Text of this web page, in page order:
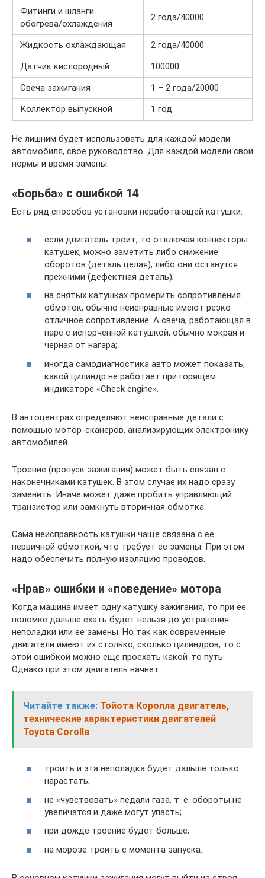
Фитинги и шланги
обогрева/охлаждения
2 года/40000
Жидкость охлаждающая
2 года/40000
Датчик кислородный
100000
Свеча зажигания
1 – 2 года/20000
Коллектор выпускной
1 год
Не лишним будет использовать для каждой модели
автомобиля, свое руководство. Для каждой модели свои
нормы и время замены.
«Борьба» с ошибкой 14
Есть ряд способов установки неработающей катушки:
если двигатель троит, то отключая коннекторы
катушек, можно заметить либо снижение
оборотов (деталь целая), либо они останутся
прежними (дефектная деталь);
на снятых катушках промерить сопротивления
обмоток, обычно неисправные имеют резко
отличное сопротивление. А свеча, работающая в
паре с испорченной катушкой, обычно мокрая и
черная от нагара;
иногда самодиагностика авто может показать,
какой цилиндр не работает при горящем
индикаторе «Check engine».
В автоцентрах определяют неисправные детали с
помощью мотор-сканеров, анализирующих электронику
автомобилей.
Троение (пропуск зажигания) может быть связан с
наконечниками катушек. В этом случае их надо сразу
заменить. Иначе может даже пробить управляющий
транзистор или замкнуть вторичная обмотка.
Сама неисправность катушки чаще связана с ее
первичной обмоткой, что требует ее замены. При этом
надо обеспечить полную изоляцию проводов.
«Нрав» ошибки и «поведение» мотора
Когда машина имеет одну катушку зажигания, то при ее
поломке дальше ехать будет нельзя до устранения
неполадки или ее замены. Но так как современные
двигатели имеют их столько, сколько цилиндров, то с
этой ошибкой можно еще проехать какой-то путь.
Однако при этом двигатель начнет:
Читайте также: Тойота Королла двигатель,
технические характеристики двигателей
Toyota Corolla
троить и эта неполадка будет дальше только
нарастать;
не «чувствовать» педали газа, т. е. обороты не
увеличатся и даже могут упасть;
при дожде троение будет больше;
на морозе троить с момента запуска.